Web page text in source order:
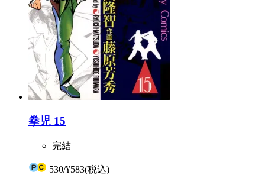
拳児 15
完結
530/¥583(税込)